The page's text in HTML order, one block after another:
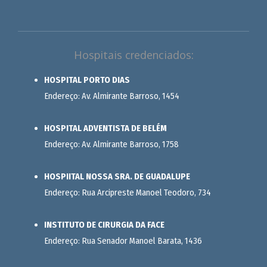
Hospitais credenciados:
HOSPITAL PORTO DIAS
Endereço: Av. Almirante Barroso, 1454
HOSPITAL ADVENTISTA DE BELÉM
Endereço: Av. Almirante Barroso, 1758
HOSPIITAL NOSSA SRA. DE GUADALUPE
Endereço: Rua Arcipreste Manoel Teodoro, 734
INSTITUTO DE CIRURGIA DA FACE
Endereço: Rua Senador Manoel Barata, 1436